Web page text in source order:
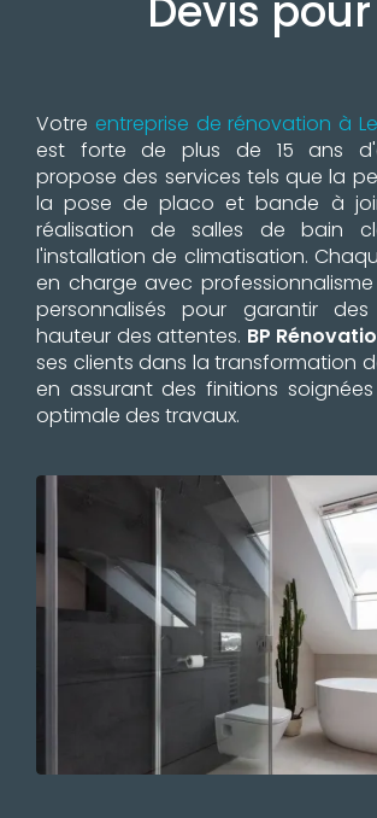
Votre entreprise de rénovation à
est forte de plus de 15 ans
propose des services tels que la
la pose de placo et bande à
réalisation de salles de bain
l'installation de climatisation.
en charge avec
personnalisés pour garantir
hauteur des attentes. BP
ses clients dans la transformation
en assurant des finitions
optimale des travaux.